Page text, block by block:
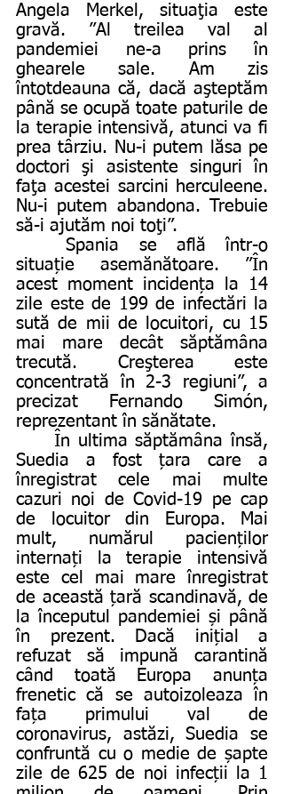
Angela Merkel, situaţia este
gravă. ”Al treilea val al
pandemiei ne-a prins în
ghearele sale. Am zis
întotdeauna că, dacă aşteptăm
până se ocupă toate paturile de
la terapie intensivă, atunci va fi
prea târziu. Nu-i putem lăsa pe
doctori şi asistente singuri în
faţa acestei sarcini herculeene.
Nu-i putem abandona. Trebuie
să-i ajutăm noi toţi”.
	Spania se află într-o
situație asemănătoare. ”În
acest moment incidența la 14
zile este de 199 de infectări la
sută de mii de locuitori, cu 15
mai mare decât săptămâna
trecută. Creşterea este
concentrată în 2-3 regiuni”, a
precizat Fernando Simón,
reprezentant în sănătate.
Suedia a fost țara care a
înregistrat cele mai multe
cazuri noi de Covid-19 pe cap
de locuitor din Europa. Mai
mult, numărul pacienților
internați la terapie intensivă
este cel mai mare înregistrat
de această țară scandinavă, de
la începutul pandemiei și până
în prezent. Dacă inițial a
refuzat să impună carantină
când toată Europa anunța
frenetic că se autoizoleaza în
fața primului val de
coronavirus, astăzi, Suedia se
confruntă cu o medie de șapte
zile de 625 de noi infecții la 1